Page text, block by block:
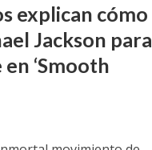
explican cómo
Jackson para
‘Smooth